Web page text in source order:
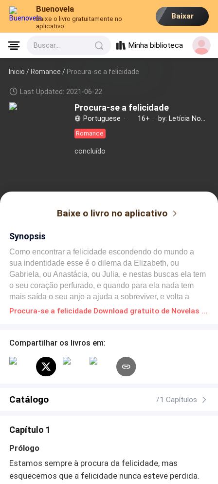
Buenovela
Baixe o livro gratuitamente no
aplicativo
Baixar
Buscar... Minha biblioteca
Inicio /Romance / Procura-se a felicidade
Last Updated: 2021-06-22
Procura-se a felicidade
Portuguese · 16+ ·
Romance
concluído
Baixe o livro no aplicativo
Synopsis
Como encontrar a felicidade escondendo do mundo a
sua indentidade esse é o dilema da Elizabeth, ou
Gabriela, ou Anastácia, ou Julia, e nestas buscas ela tem
o seu coração perfurado, e quando para ela nada tem
mais saída o seu anjo a ajuda a sobreviver, e volta a
procurar a sua felicidade.
Procura-se a felicidade Download gratuito de Novelas Online em PDF
Compartilhar os livros em:
Catálogo 71 Capítulos
Capítulo 1
Prólogo
Estamos sempre à procura da felicidade, mas
esquecemos que a felicidade nunca esteve perdida.